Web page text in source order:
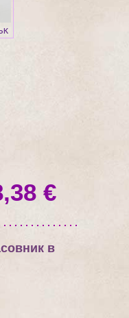
€
в